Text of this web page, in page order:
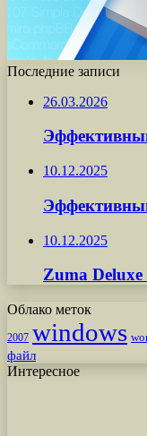
Последние записи
26.03.2026
10.12.2025
10.12.2025
Zuma
Облако меток
2007 windows
файл
Интересное